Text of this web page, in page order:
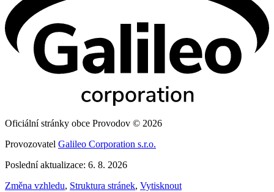
Oficiální stránky obce Provodov © 2026
Provozovatel Galileo Corporation s.r.o.
Poslední aktualizace: 6. 8. 2026
Změna vzhledu, Struktura stránek, Vytisknout